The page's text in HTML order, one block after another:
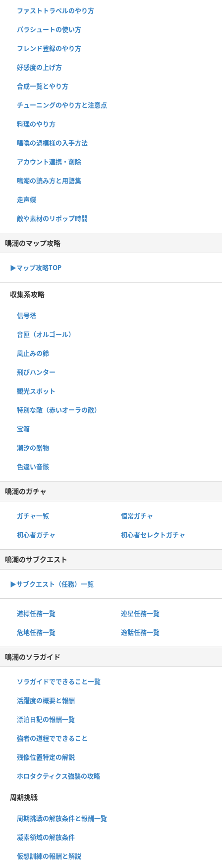
ファストトラベルのやり方
パラシュートの使い方
フレンド登録のやり方
好感度の上げ方
合成一覧とやり方
チューニングのやり方と注意点
料理のやり方
唱喚の渦模様の入手方法
アカウント連携・削除
鳴潮の読み方と用語集
走声蝶
敵や素材のリポップ時間
鳴潮のマップ攻略
▶︎マップ攻略TOP
収集系攻略
信号塔
音匣（オルゴール）
風止みの鈴
飛びハンター
観光スポット
特別な敵（赤いオーラの敵）
宝箱
潮汐の贈物
色違い音骸
鳴潮のガチャ
ガチャ一覧 恒常ガチャ
初心者ガチャ 初心者セレクトガチャ
鳴潮のサブクエスト
▶︎サブクエスト（任務）一覧
道標任務一覧 連星任務一覧
危地任務一覧 逸話任務一覧
鳴潮のソラガイド
ソラガイドでできること一覧
活躍度の概要と報酬
漂泊日記の報酬一覧
強者の道程でできること
残像位置特定の解説
ホロタクティクス強襲の攻略
周期挑戦
周期挑戦の解放条件と報酬一覧
凝素領域の解放条件
仮想訓練の報酬と解説